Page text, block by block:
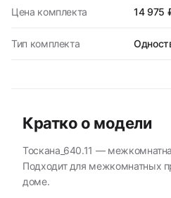
Цена комплекта 14 975
Тип комплекта
Кратко о модели
Тоскана_640.11 —
Подходит для межкомнатных
доме.